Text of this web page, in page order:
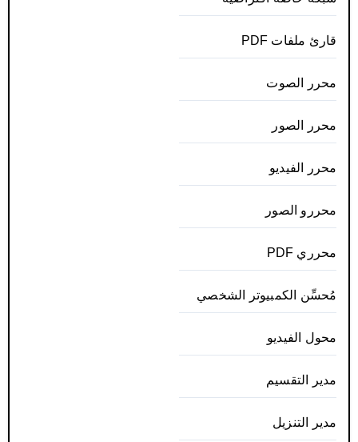
قارئ ملفات PDF
محرر الصوت
محرر الصور
محرر الفيديو
محررو الصور
محرري PDF
مُحسِّن الكمبيوتر الشخصي
محول الفيديو
مدير التقسيم
مدير التنزيل